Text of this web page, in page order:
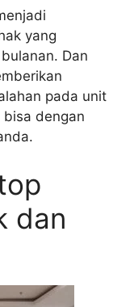
yang
Dan
pada unit
dengan
dan